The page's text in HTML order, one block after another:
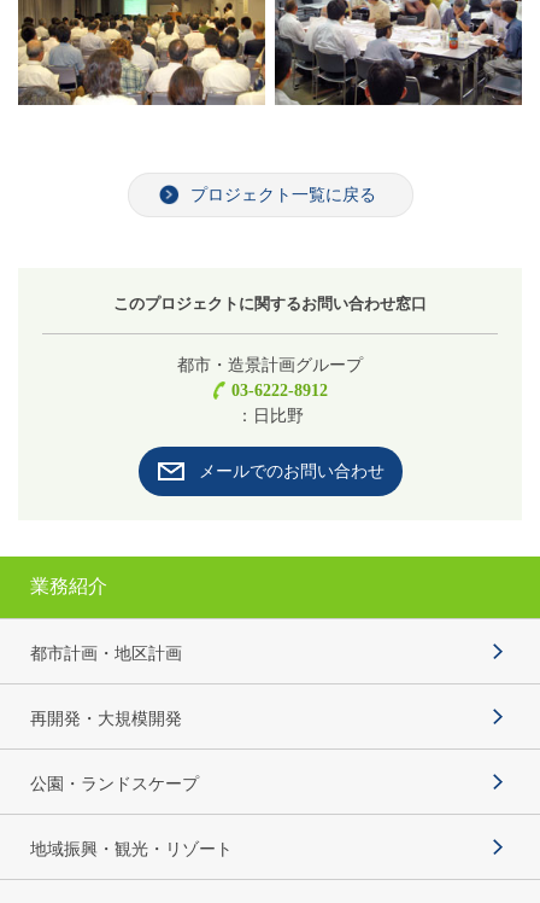
プロジェクト一覧に戻る
このプロジェクトに関するお問い合わせ窓口
都市・造景計画グループ
03-6222-8912
：日比野
メールでのお問い合わせ
業務紹介
都市計画・地区計画
再開発・大規模開発
公園・ランドスケープ
地域振興・観光・リゾート